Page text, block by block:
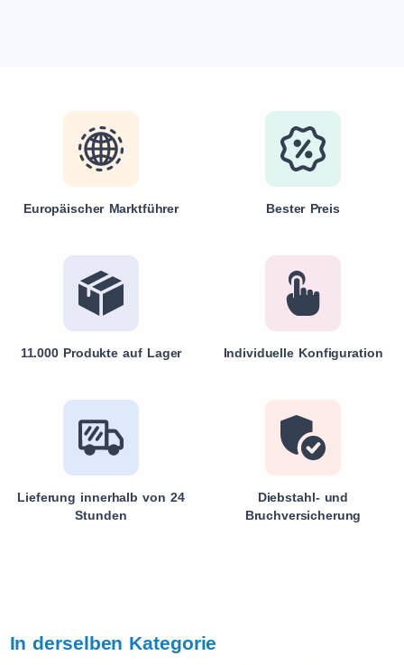
Europäischer Marktführer Bester Preis
11.000 Produkte auf Lager Individuelle Konfiguration
Lieferung innerhalb von 24
Stunden
Diebstahl- und
Bruchversicherung
In derselben Kategorie